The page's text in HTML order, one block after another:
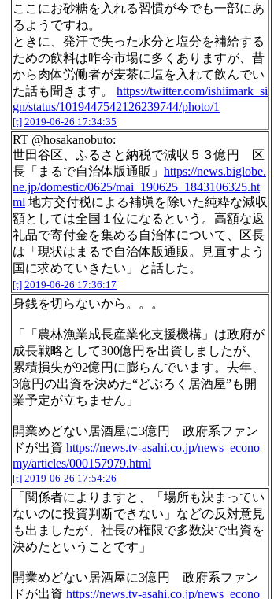
ここにお砂糖を入れる習慣が今でも一部にあ
るようですね。
ときに、発汗で失った水分と塩分を補給する
ための飲料は昨今市場に多くありますが、昔
から肉体労働者が麦茶に塩を入れて飲んでい
た話も聞きます。 https://twitter.com/ishiimark_si
gn/status/1019447542126239744/photo/1
[t] 2019-06-26 17:34:35
RT @hosakanobuto:
世田谷区、ふるさと納税で減収５３億円 区
長「まるで自治体版通販」 https://news.biglobe.
ne.jp/domestic/0625/mai_190625_1843106325.ht
ml 地方交付税による補塡を除いた純粋な減収
額としては全国１位になるという。高額な返
礼品で寄付金を集める自治体について、区長
は「現状はまるで自治体版通販。見直すよう
国に求めていきたい」と話した。
[t] 2019-06-26 17:36:17
身銭を切らないから。。。
「「農林漁業成長産業化支援機構」は政府が
成長戦略として300億円を出資しましたが、
累積損失が92億円に膨らんでいます。去年、
3億円の出資を決めた“どぶろく居酒屋”も開
業予定が立ちません」
開業めどない居酒屋に3億円 政府系ファン
ドが出資 https://news.tv-asahi.co.jp/news_econo
my/articles/000157979.html
[t] 2019-06-26 17:54:26
「関係者によりますと、「場所も決まってい
ないのに投資判断できない」などの反対意見
も出ましたが、社長の権限で多数決で出資を
決めたということです」
開業めどない居酒屋に3億円 政府系ファン
ドが出資 https://news.tv-asahi.co.jp/news_econo